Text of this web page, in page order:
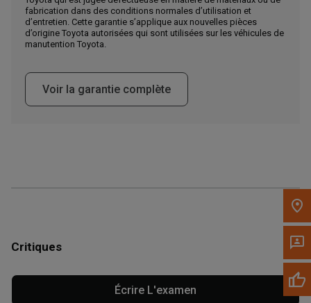
Appelez maintenant
Écrivez-nous
fabrication dans des conditions normales d’utilisation et
d’entretien. Cette garantie s’applique aux nouvelles pièces
d’origine Toyota autorisées qui sont utilisées sur les véhicules de
manutention Toyota.
Voir la garantie complète
Critiques
Écrire L'examen